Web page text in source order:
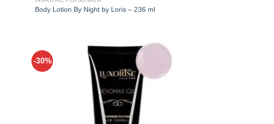
Body Lotion By Night by Loris – 236 ml
-30%